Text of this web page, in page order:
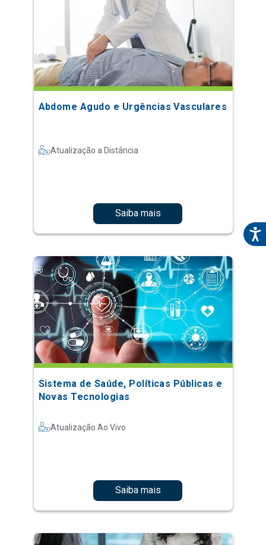
Abdome Agudo e Urgências Vasculares
Atualização a Distância
Saiba mais
Sistema de Saúde, Políticas Públicas e
Novas Tecnologias
Atualização Ao Vivo
Saiba mais